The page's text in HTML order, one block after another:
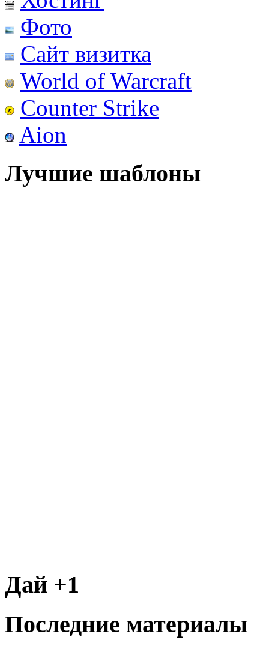
Фото
Сайт визитка
World of Warcraft
Counter Strike
Aion
Лучшие шаблоны
Дай +1
Последние материалы